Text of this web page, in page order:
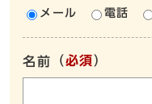
メール 電話
名前 （必須）